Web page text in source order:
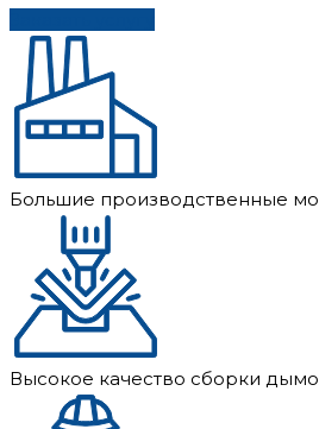
Большие производственные
Высокое качество сборки